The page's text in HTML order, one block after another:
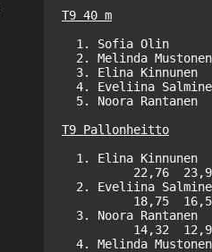
T9 40 m
1. Sofia Olin
2. Melinda
3. Elina Kinnunen
4. Eveliina
5. Noora Rantanen
T9 Pallonheitto
1. Elina Kinnunen
22,76
2. Eveliina
18,75
3. Noora Rantanen
14,32
4. Melinda